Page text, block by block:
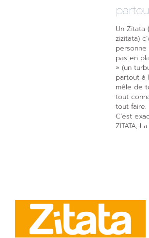
Un Zitata
zizitata)
pas en
» (un
partout à
mêle de
tout
tout faire.
C’est
ZITATA,